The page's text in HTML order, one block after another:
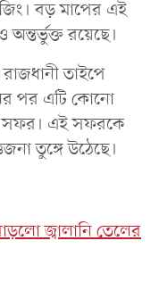
বড় মাপের এই
রয়েছে।
তাইপে
পর এটি কোনো
সফর। এই সফরকে
তুঙ্গে উঠেছে।
জ্বালানি তেলের